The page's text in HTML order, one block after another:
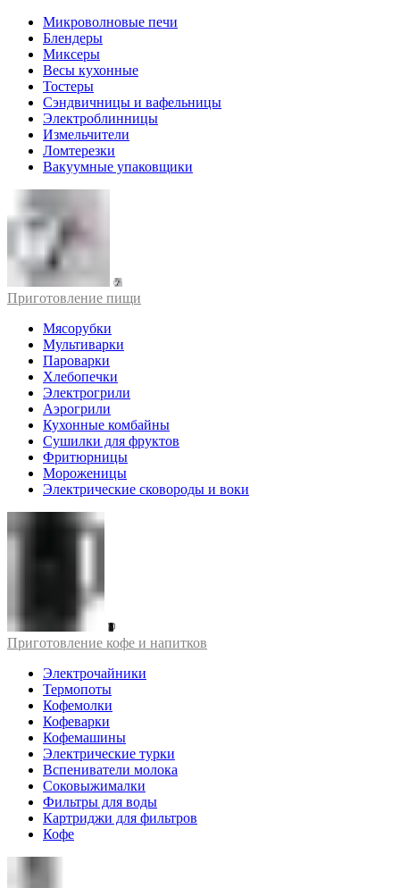
Микроволновые печи
Блендеры
Миксеры
Весы кухонные
Тостеры
Сэндвичницы и вафельницы
Электроблинницы
Измельчители
Ломтерезки
Вакуумные упаковщики
Приготовление пищи
Мясорубки
Мультиварки
Пароварки
Хлебопечки
Электрогрили
Аэрогрили
Кухонные комбайны
Сушилки для фруктов
Фритюрницы
Мороженицы
Электрические сковороды и воки
Приготовление кофе и напитков
Электрочайники
Термопоты
Кофемолки
Кофеварки
Кофемашины
Электрические турки
Вспениватели молока
Соковыжималки
Фильтры для воды
Картриджи для фильтров
Кофе